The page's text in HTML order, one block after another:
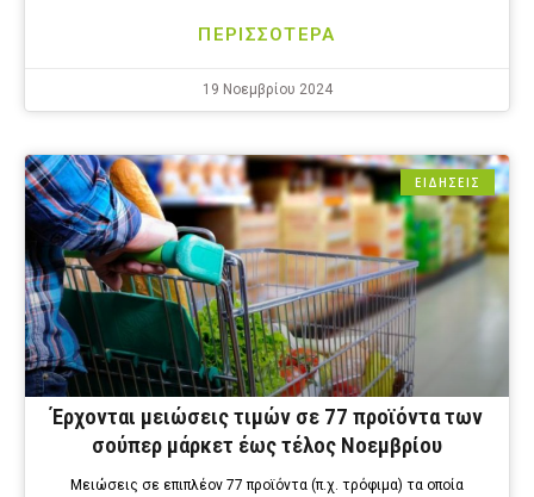
ΠΕΡΙΣΣΟΤΕΡΑ
19 Νοεμβρίου 2024
ΕΙΔΗΣΕΙΣ
Έρχονται μειώσεις τιμών σε 77 προϊόντα των
σούπερ μάρκετ έως τέλος Νοεμβρίου
Μειώσεις σε επιπλέον 77 προϊόντα (π.χ. τρόφιμα) τα οποία